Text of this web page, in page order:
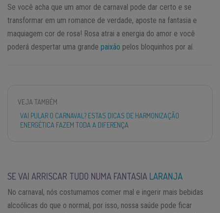
Se você acha que um amor de carnaval pode dar certo e se
transformar em um romance de verdade, aposte na fantasia e
maquiagem cor de rosa! Rosa atrai a energia do amor e você
poderá despertar uma grande paixão pelos bloquinhos por aí.
VEJA TAMBÉM
VAI PULAR O CARNAVAL? ESTAS DICAS DE HARMONIZAÇÃO
ENERGÉTICA FAZEM TODA A DIFERENÇA
SE VAI ARRISCAR TUDO NUMA FANTASIA LARANJA
No carnaval, nós costumamos comer mal e ingerir mais bebidas
alcoólicas do que o normal, por isso, nossa saúde pode ficar